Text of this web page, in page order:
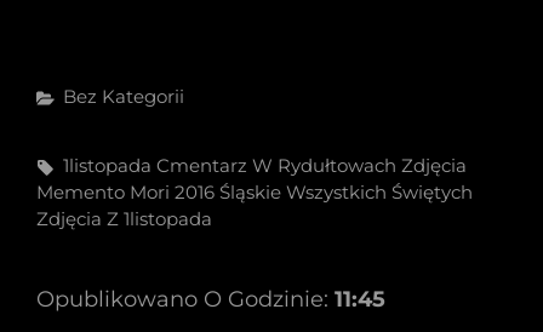
Categories
Bez Kategorii
Tags,
1listopada Cmentarz W Rydułtowach Zdjęcia
Memento Mori 2016 Śląskie Wszystkich Świętych
Zdjęcia Z 1listopada
Opublikowano O Godzinie: 11:45